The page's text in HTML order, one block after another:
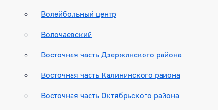
Волейбольный центр
Волочаевский
Восточная часть Дзержинского района
Восточная часть Калининского района
Восточная часть Октябрьского района